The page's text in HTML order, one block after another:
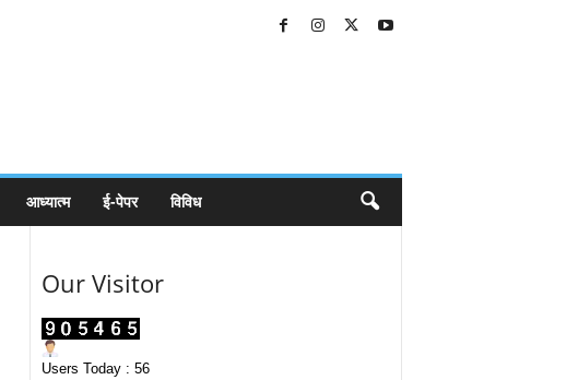
आध्यात्म ई-पेपर विविध
Our Visitor
Users Today : 56